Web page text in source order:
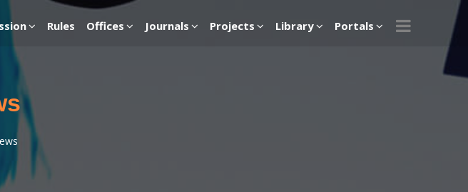
Rules Offices Journals Projects Library Portals